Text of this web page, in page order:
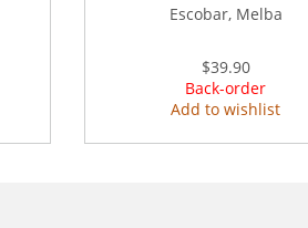
Escobar, Melba
$39.90
Back-order
Add to wishlist